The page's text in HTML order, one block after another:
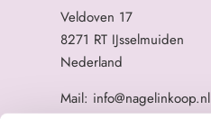
Veldoven 17
8271 RT IJsselmuiden
Nederland
Mail: info@nagelinkoop.nl